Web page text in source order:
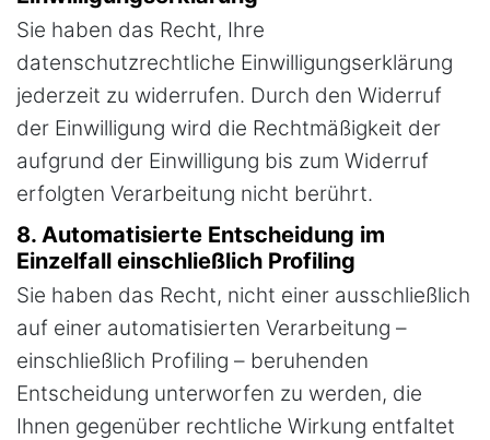
Sie haben das Recht, Ihre
datenschutzrechtliche Einwilligungserklärung
jederzeit zu widerrufen. Durch den Widerruf
der Einwilligung wird die Rechtmäßigkeit der
aufgrund der Einwilligung bis zum Widerruf
erfolgten Verarbeitung nicht berührt.
8. Automatisierte Entscheidung im
Einzelfall einschließlich Profiling
Sie haben das Recht, nicht einer ausschließlich
auf einer automatisierten Verarbeitung –
einschließlich Profiling – beruhenden
Entscheidung unterworfen zu werden, die
Ihnen gegenüber rechtliche Wirkung entfaltet